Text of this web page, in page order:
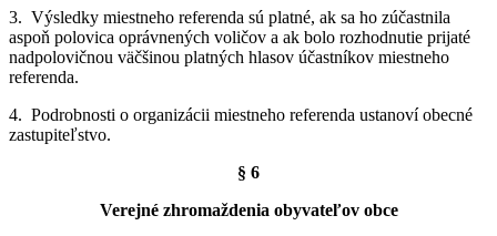
3. Výsledky miestneho referenda sú platné, ak sa ho zúčastnila
aspoň polovica oprávnených voličov a ak bolo rozhodnutie prijaté
nadpolovičnou väčšinou platných hlasov účastníkov miestneho
referenda.
4. Podrobnosti o organizácii miestneho referenda ustanoví obecné
zastupiteľstvo.
§ 6
Verejné zhromaždenia obyvateľov obce